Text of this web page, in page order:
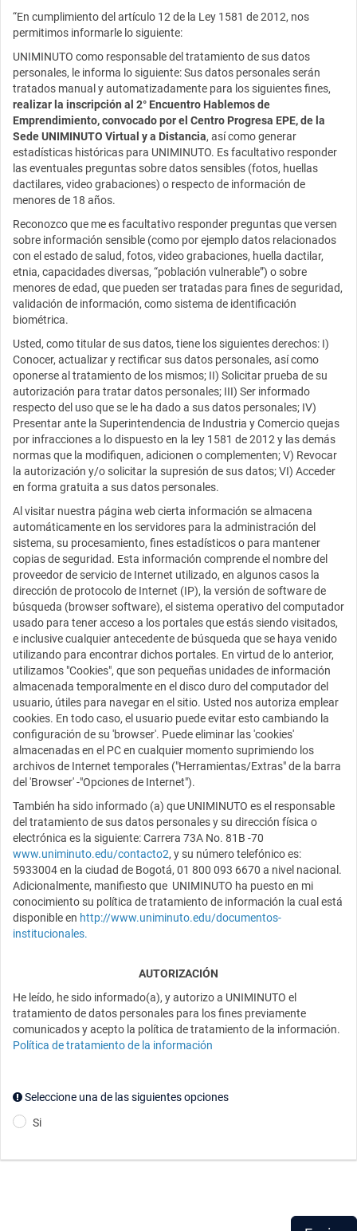
“En cumplimiento del artículo 12 de la Ley 1581 de 2012, nos
permitimos informarle lo siguiente:
UNIMINUTO como responsable del tratamiento de sus datos
personales, le informa lo siguiente: Sus datos personales serán
tratados manual y automatizadamente para los siguientes fines,
realizar la inscripción al 2° Encuentro Hablemos de
Emprendimiento, convocado por el Centro Progresa EPE, de la
Sede UNIMINUTO Virtual y a Distancia, así como generar
estadísticas históricas para UNIMINUTO. Es facultativo responder
las eventuales preguntas sobre datos sensibles (fotos, huellas
dactilares, video grabaciones) o respecto de información de
menores de 18 años.
Reconozco que me es facultativo responder preguntas que versen
sobre información sensible (como por ejemplo datos relacionados
con el estado de salud, fotos, video grabaciones, huella dactilar,
etnia, capacidades diversas, “población vulnerable”) o sobre
menores de edad, que pueden ser tratadas para fines de seguridad,
validación de información, como sistema de identificación
biométrica.
Usted, como titular de sus datos, tiene los siguientes derechos: I)
Conocer, actualizar y rectificar sus datos personales, así como
oponerse al tratamiento de los mismos; II) Solicitar prueba de su
autorización para tratar datos personales; III) Ser informado
respecto del uso que se le ha dado a sus datos personales; IV)
Presentar ante la Superintendencia de Industria y Comercio quejas
por infracciones a lo dispuesto en la ley 1581 de 2012 y las demás
normas que la modifiquen, adicionen o complementen; V) Revocar
la autorización y/o solicitar la supresión de sus datos; VI) Acceder
en forma gratuita a sus datos personales.
Al visitar nuestra página web cierta información se almacena
automáticamente en los servidores para la administración del
sistema, su procesamiento, fines estadísticos o para mantener
copias de seguridad. Esta información comprende el nombre del
proveedor de servicio de Internet utilizado, en algunos casos la
dirección de protocolo de Internet (IP), la versión de software de
búsqueda (browser software), el sistema operativo del computador
usado para tener acceso a los portales que estás siendo visitados,
e inclusive cualquier antecedente de búsqueda que se haya venido
utilizando para encontrar dichos portales. En virtud de lo anterior,
utilizamos "Cookies", que son pequeñas unidades de información
almacenada temporalmente en el disco duro del computador del
usuario, útiles para navegar en el sitio. Usted nos autoriza emplear
cookies. En todo caso, el usuario puede evitar esto cambiando la
configuración de su 'browser'. Puede eliminar las 'cookies'
almacenadas en el PC en cualquier momento suprimiendo los
archivos de Internet temporales ("Herramientas/Extras" de la barra
del 'Browser' -"Opciones de Internet").
También ha sido informado (a) que UNIMINUTO es el responsable
del tratamiento de sus datos personales y su dirección física o
electrónica es la siguiente: Carrera 73A No. 81B -70
www.uniminuto.edu/contacto2, y su número telefónico es:
5933004 en la ciudad de Bogotá, 01 800 093 6670 a nivel nacional.
Adicionalmente, manifiesto que UNIMINUTO ha puesto en mi
conocimiento su política de tratamiento de información la cual está
disponible en http://www.uniminuto.edu/documentos-
institucionales.
AUTORIZACIÓN
He leído, he sido informado(a), y autorizo a UNIMINUTO el
tratamiento de datos personales para los fines previamente
comunicados y acepto la política de tratamiento de la información.
Política de tratamiento de la información
Seleccione una de las siguientes opciones
Si